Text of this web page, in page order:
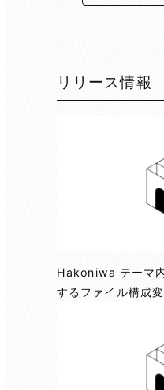
リリース情報
Hakoniwa テーマ
するファイル構成